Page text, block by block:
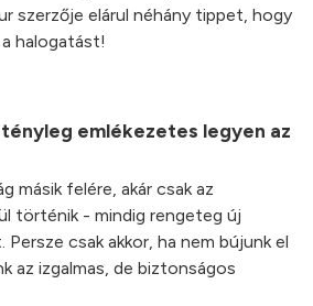
szerzője elárul néhány tippet, hogy
halogatást!
emlékezetes legyen az
másik felére, akár csak az
történik - mindig rengeteg új
csak akkor, ha nem bújunk el
az izgalmas, de biztonságos